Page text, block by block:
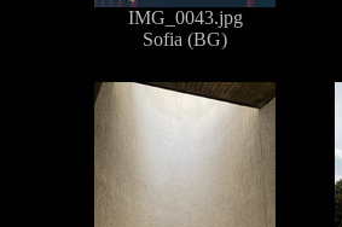
IMG_0043.jpg
Sofia (BG)